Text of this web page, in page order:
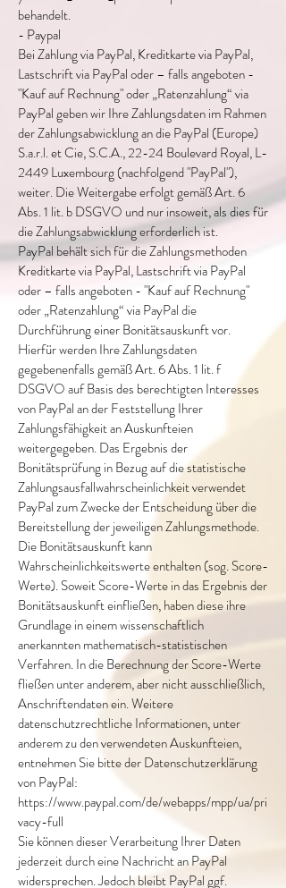
behandelt.
- Paypal
Bei Zahlung via PayPal, Kreditkarte via PayPal,
Lastschrift via PayPal oder – falls angeboten -
"Kauf auf Rechnung" oder „Ratenzahlung“ via
PayPal geben wir Ihre Zahlungsdaten im Rahmen
der Zahlungsabwicklung an die PayPal (Europe)
S.a.r.l. et Cie, S.C.A., 22-24 Boulevard Royal, L-
2449 Luxembourg (nachfolgend "PayPal"),
weiter. Die Weitergabe erfolgt gemäß Art. 6
Abs. 1 lit. b DSGVO und nur insoweit, als dies für
die Zahlungsabwicklung erforderlich ist.
PayPal behält sich für die Zahlungsmethoden
Kreditkarte via PayPal, Lastschrift via PayPal
oder – falls angeboten - "Kauf auf Rechnung"
oder „Ratenzahlung“ via PayPal die
Durchführung einer Bonitätsauskunft vor.
Hierfür werden Ihre Zahlungsdaten
gegebenenfalls gemäß Art. 6 Abs. 1 lit. f
DSGVO auf Basis des berechtigten Interesses
von PayPal an der Feststellung Ihrer
Zahlungsfähigkeit an Auskunfteien
weitergegeben. Das Ergebnis der
Bonitätsprüfung in Bezug auf die statistische
Zahlungsausfallwahrscheinlichkeit verwendet
PayPal zum Zwecke der Entscheidung über die
Bereitstellung der jeweiligen Zahlungsmethode.
Die Bonitätsauskunft kann
Wahrscheinlichkeitswerte enthalten (sog. Score-
Werte). Soweit Score-Werte in das Ergebnis der
Bonitätsauskunft einfließen, haben diese ihre
Grundlage in einem wissenschaftlich
anerkannten mathematisch-statistischen
Verfahren. In die Berechnung der Score-Werte
fließen unter anderem, aber nicht ausschließlich,
Anschriftendaten ein. Weitere
datenschutzrechtliche Informationen, unter
anderem zu den verwendeten Auskunfteien,
entnehmen Sie bitte der Datenschutzerklärung
von PayPal:
https://www.paypal.com/de/webapps/mpp/ua/pri
vacy-full
Sie können dieser Verarbeitung Ihrer Daten
jederzeit durch eine Nachricht an PayPal
widersprechen. Jedoch bleibt PayPal ggf.